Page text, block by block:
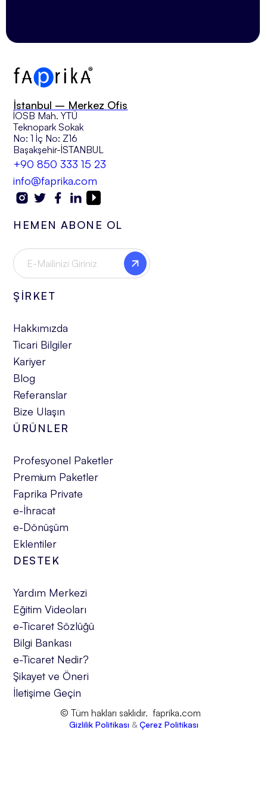
İstanbul – Merkez Ofis
İOSB Mah. YTÜ
Teknopark Sokak
No: 1 İç No: Z16
Başakşehir-İSTANBUL
+90 850 333 15 23
info@faprika.com
HEMEN ABONE OL
ŞİRKET
Hakkımızda
Ticari Bilgiler
Kariyer
Blog
Referanslar
Bize Ulaşın
ÜRÜNLER
Profesyonel Paketler
Premium Paketler
Faprika Private
e-İhracat
e-Dönüşüm
Eklentiler
DESTEK
Yardım Merkezi
Eğitim Videoları
e-Ticaret Sözlüğü
Bilgi Bankası
e-Ticaret Nedir?
Şikayet ve Öneri
İletişime Geçin
© Tüm hakları saklıdır. faprika.com
Gizlilik Politikası & Çerez Politikası